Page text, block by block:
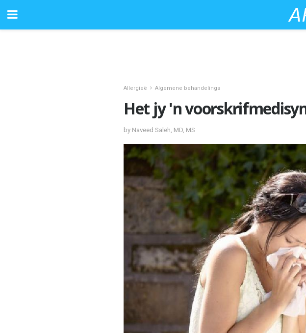
Allergieë Algemene behandelings
Het jy 'n
by Naveed Saleh, MD, MS